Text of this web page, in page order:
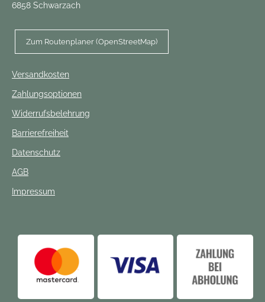
6858 Schwarzach
Zum Routenplaner (OpenStreetMap)
Versandkosten
Zahlungsoptionen
Widerrufsbelehrung
Barrierefreiheit
Datenschutz
AGB
Impressum